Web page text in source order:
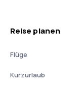
Reise planen
Flüge
Kurzurlaub